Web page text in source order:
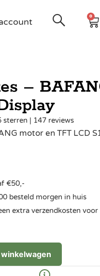
0
–
sterren | 147 reviews
motor en TFT LCD
€50,-
besteld morgen in huis
extra verzendkosten
winkelwagen